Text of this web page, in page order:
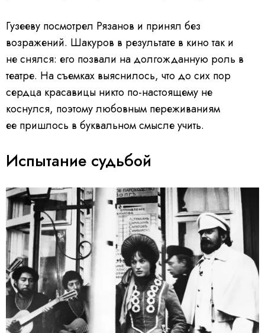
Гузееву посмотрел Рязанов и принял без
возражений. Шакуров в результате в кино так и
не снялся: его позвали на долгожданную роль в
театре. На съемках выяснилось, что до сих пор
сердца красавицы никто по-настоящему не
коснулся, поэтому любовным переживаниям
ее пришлось в буквальном смысле учить.
Испытание судьбой